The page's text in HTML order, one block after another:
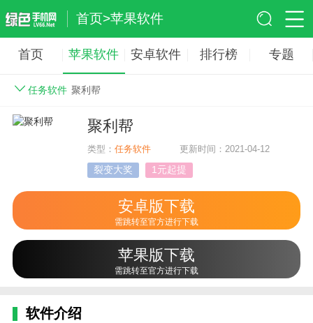
首页>苹果软件
首页 苹果软件 安卓软件 排行榜 专题
任务软件 聚利帮
聚利帮
类型：任务软件 更新时间：2021-04-12
裂变大奖 1元起提
安卓版下载
需跳转至官方进行下载
苹果版下载
需跳转至官方进行下载
软件介绍